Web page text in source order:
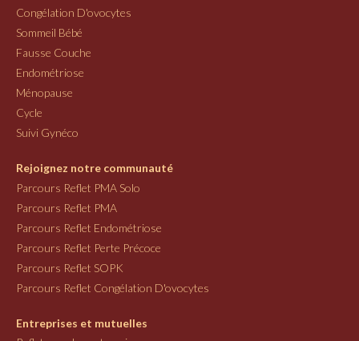
Congélation D'ovocytes
Sommeil Bébé
Fausse Couche
Endométriose
Ménopause
Cycle
Suivi Gynéco
Rejoignez notre communauté
Parcours Reflet PMA Solo
Parcours Reflet PMA
Parcours Reflet Endométriose
Parcours Reflet Perte Précoce
Parcours Reflet SOPK
Parcours Reflet Congélation D'ovocytes
Entreprises et mutuelles